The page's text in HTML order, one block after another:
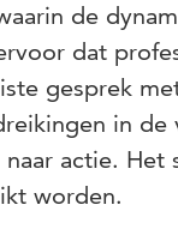
de
dat
gesprek
in
actie.
worden.